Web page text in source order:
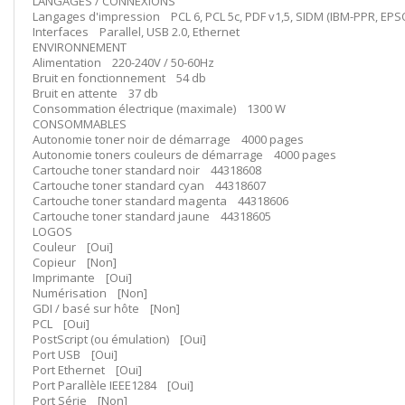
Langages d'impression PCL 6, PCL 5c, PDF v1,5, SIDM (IBM-PPR,
Interfaces Parallel, USB 2.0, Ethernet
ENVIRONNEMENT
Alimentation 220-240V / 50-60Hz
Bruit en fonctionnement 54 db
Bruit en attente 37 db
Consommation électrique (maximale) 1300 W
CONSOMMABLES
Autonomie toner noir de démarrage 4000 pages
Autonomie toners couleurs de démarrage 4000 pages
Cartouche toner standard noir 44318608
Cartouche toner standard cyan 44318607
Cartouche toner standard magenta 44318606
Cartouche toner standard jaune 44318605
LOGOS
Couleur [Oui]
Copieur [Non]
Imprimante [Oui]
Numérisation [Non]
GDI / basé sur hôte [Non]
PCL [Oui]
PostScript (ou émulation) [Oui]
Port USB [Oui]
Port Ethernet [Oui]
Port Parallèle IEEE1284 [Oui]
Port Série [Non]